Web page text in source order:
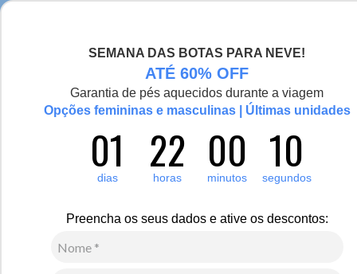
SEMANA DAS BOTAS PARA NEVE!
ATÉ 60% OFF
Garantia de pés aquecidos durante a viagem
Opções femininas e masculinas | Últimas unidades
01
dias 22
horas 00
minutos 09
segundos
Preencha os seus dados e ative os descontos:
Vídeo
Vestuário Suéter e Tricô
Avaliações
Canelada
00